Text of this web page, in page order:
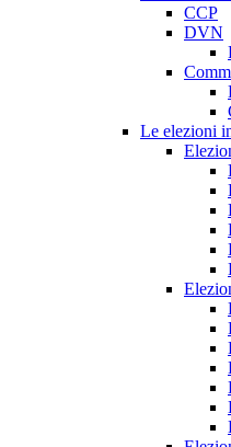
CCP
DVN
Le elezioni